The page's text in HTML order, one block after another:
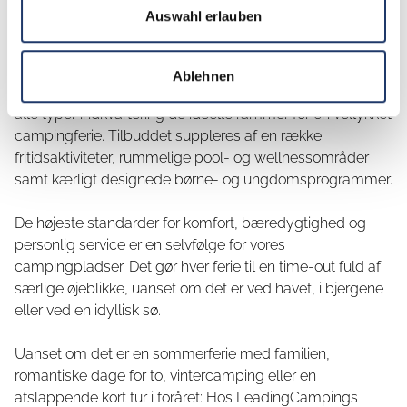
Auswahl erlauben
Ablehnen
kendetegner en førsteklasses campingplads.
Uanset om det er en rummelig standplads, en stilfuld
alle typer indkvartering de ideelle rammer for en vellykket
campingferie. Tilbuddet suppleres af en række
fritidsaktiviteter, rummelige pool- og wellnessområder
samt kærligt designede børne- og ungdomsprogrammer.
De højeste standarder for komfort, bæredygtighed og
personlig service er en selvfølge for vores
campingpladser. Det gør hver ferie til en time-out fuld af
særlige øjeblikke, uanset om det er ved havet, i bjergene
eller ved en idyllisk sø.
Uanset om det er en sommerferie med familien,
romantiske dage for to, vintercamping eller en
afslappende kort tur i foråret: Hos LeadingCampings